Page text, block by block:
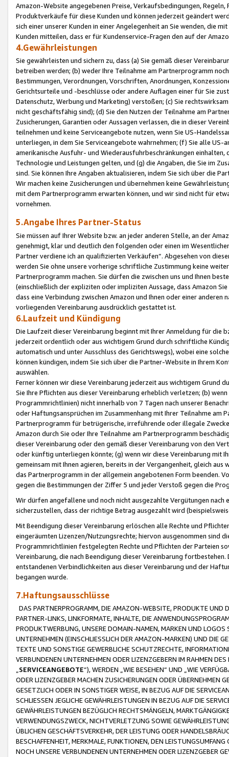
Amazon-Website angegebenen Preise, Verkaufsbedingungen,
Produktverkäufe für diese Kunden und können jederzeit geändert
sich einer unserer Kunden in einer Angelegenheit an Sie wenden, die
Kunden mitteilen, dass er für Kundenservice-Fragen den auf der
4.Gewährleistungen
Sie gewährleisten und sichern zu, dass (a) Sie gemäß dieser
betreiben werden; (b) weder Ihre Teilnahme am Partnerprogramm
Bestimmungen, Verordnungen, Vorschriften, Anordnungen,
Gerichtsurteile und -beschlüsse oder andere Auflagen einer für Sie
Datenschutz, Werbung und Marketing) verstoßen; (c) Sie
nicht geschäftsfähig sind); (d) Sie den Nutzen der Teilnahme am
Zusicherungen, Garantien oder Aussagen verlassen, die in dieser
teilnehmen und keine Serviceangebote nutzen, wenn Sie US-
unterliegen, in dem Sie Serviceangebote wahrnehmen; (f) Sie alle
amerikanische Ausfuhr- und Wiederausfuhrbeschränkungen
Technologie und Leistungen gelten, und (g) die Angaben, die Sie im
sind. Sie können Ihre Angaben aktualisieren, indem Sie sich über die
Wir machen keine Zusicherungen und übernehmen keine
mit dem Partnerprogramm erwarten können, und wir sind nicht für
vornehmen.
5.Angabe Ihres Partner-Status
Sie müssen auf Ihrer Website bzw. an jeder anderen Stelle, an der
genehmigt, klar und deutlich den folgenden oder einen im
Partner verdiene ich an qualifizierten Verkäufen“. Abgesehen von
werden Sie ohne unsere vorherige schriftliche Zustimmung keine
Partnerprogramm machen. Sie dürfen die zwischen uns und Ihnen
(einschließlich der expliziten oder impliziten Aussage, dass Amazon
dass eine Verbindung zwischen Amazon und Ihnen oder einer
vorliegenden Vereinbarung ausdrücklich gestattet ist.
6.Laufzeit und Kündigung
Die Laufzeit dieser Vereinbarung beginnt mit Ihrer Anmeldung für die
jederzeit ordentlich oder aus wichtigem Grund durch schriftliche
automatisch und unter Ausschluss des Gerichtswegs), wobei eine
können kündigen, indem Sie sich über die Partner-Website in Ihrem
auswählen.
Ferner können wir diese Vereinbarung jederzeit aus wichtigem Grund
Sie Ihre Pflichten aus dieser Vereinbarung erheblich verletzen; (b)
Programmrichtlinien) nicht innerhalb von 7 Tagen nach unserer
oder Haftungsansprüchen im Zusammenhang mit Ihrer Teilnahme am
Partnerprogramm für betrügerische, irreführende oder illegale
Amazon durch Sie oder Ihre Teilnahme am Partnerprogramm
dieser Vereinbarung oder den gemäß dieser Vereinbarung von den
oder künftig unterliegen könnte; (g) wenn wir diese Vereinbarung mit
gemeinsam mit Ihnen agieren, bereits in der Vergangenheit, gleich
das Partnerprogramm in der allgemein angebotenen Form beenden.
gegen die Bestimmungen der Ziffer 5 und jeder Verstoß gegen die
Wir dürfen angefallene und noch nicht ausgezahlte Vergütungen
sicherzustellen, dass der richtige Betrag ausgezahlt wird
Mit Beendigung dieser Vereinbarung erlöschen alle Rechte und
eingeräumten Lizenzen/Nutzungsrechte; hiervon ausgenommen sind
Programmrichtlinien festgelegten Rechte und Pflichten der Parteien
Vereinbarung, die nach Beendigung dieser Vereinbarung
entstandenen Verbindlichkeiten aus dieser Vereinbarung und der
begangen wurde.
7.Haftungsausschlüsse
DAS PARTNERPROGRAMM, DIE AMAZON-WEBSITE, PRODUKTE UND
PARTNER-LINKS, LINKFORMATE, INHALTE, DIE
PRODUKTWERBUNG, UNSERE DOMAIN-NAMEN, MARKEN UND
UNTERNEHMEN (EINSCHLIESSLICH DER AMAZON-MARKEN) UND DIE
TEXTE UND SONSTIGE GEWERBLICHE SCHUTZRECHTE,
VERBUNDENEN UNTERNEHMEN ODER LIZENZGEBERN IM RAHMEN
SERVICEANGEBOTE“), WERDEN „WIE BESEHEN“ UND „WIE
ODER LIZENZGEBER MACHEN ZUSICHERUNGEN ODER ÜBERNEHMEN
GESETZLICH ODER IN SONSTIGER WEISE, IN BEZUG AUF DIE
SCHLIESSEN JEGLICHE GEWÄHRLEISTUNGEN IN BEZUG AUF DIE
GEWÄHRLEISTUNGEN BEZÜGLICH RECHTSMÄNGELN,
VERWENDUNGSZWECK, NICHTVERLETZUNG SOWIE
ÜBLICHEN GESCHÄFTSVERKEHR, DER LEISTUNG ODER
BESCHAFFENHEIT, MERKMALE, FUNKTIONEN, DEN
NOCH UNSERE VERBUNDENEN UNTERNEHMEN ODER LIZENZGEBER